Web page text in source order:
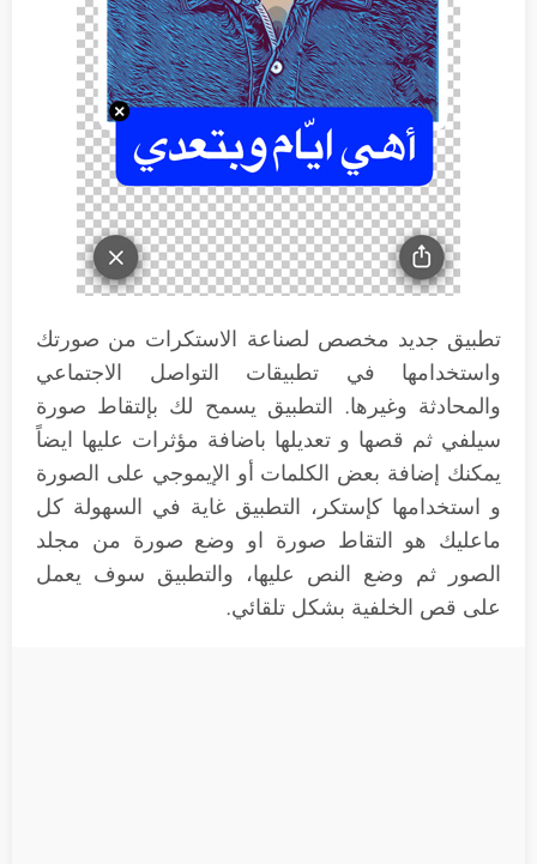
تطبيق جديد مخصص لصناعة الاستكرات من صورتك
واستخدامها في تطبيقات التواصل الاجتماعي
والمحادثة وغيرها. التطبيق يسمح لك بإلتقاط صورة
سيلفي ثم قصها و تعديلها باضافة مؤثرات عليها ايضاً
يمكنك إضافة بعض الكلمات أو الإيموجي على الصورة
و استخدامها كإستكر، التطبيق غاية في السهولة كل
ماعليك هو التقاط صورة او وضع صورة من مجلد
الصور ثم وضع النص عليها، والتطبيق سوف يعمل
على قص الخلفية بشكل تلقائي.